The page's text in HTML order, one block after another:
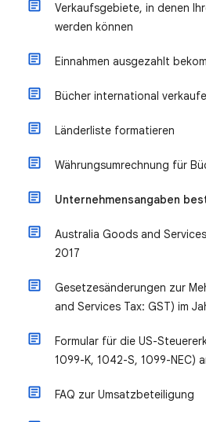
Verkaufsgebiete, in denen
werden können
Einnahmen ausgezahlt
Bücher international
Länderliste formatieren
Währungsumrechnung für
Unternehmensangaben
Australia Goods and
2017
Gesetzesänderungen zur
and Services Tax: GST) im
Formular für die US-
1099-K, 1042-S, 1099-NEC)
FAQ zur Umsatzbeteiligung